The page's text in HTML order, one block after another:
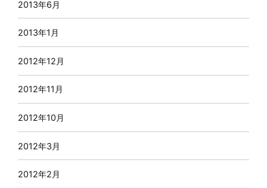
2013年6月
2013年1月
2012年12月
2012年11月
2012年10月
2012年3月
2012年2月